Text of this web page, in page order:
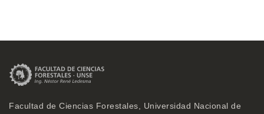
Facultad de Ciencias Forestales, Universidad Nacional de